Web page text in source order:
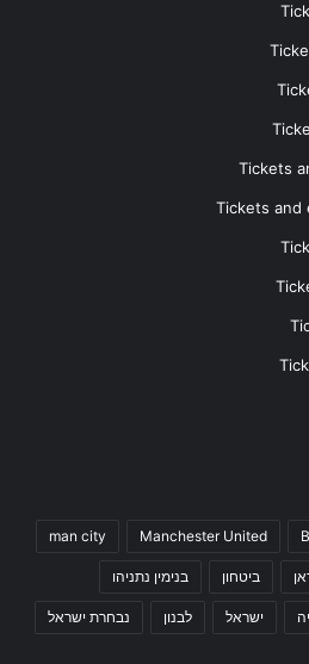
Tickets
Tickets and
Manchester United
man city
ביטחון בנימין נתניהו
ישראל לבנון נבחרת ישראל